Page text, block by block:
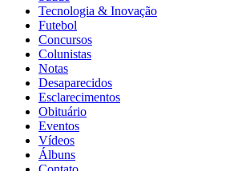
Tecnologia & Inovação
Futebol
Concursos
Colunistas
Notas
Desaparecidos
Esclarecimentos
Obituário
Eventos
Vídeos
Álbuns